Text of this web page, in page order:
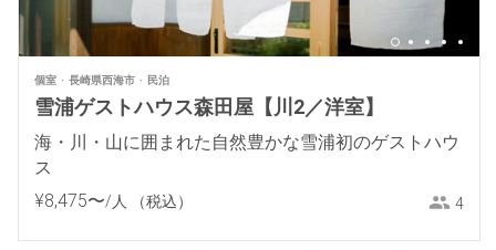
個室 長崎県西海市 民泊
雪浦ゲストハウス森田屋【川2／洋室】
海・川・山に囲まれた自然豊かな雪浦初のゲストハウ
ス
¥8,475〜/人 （税込） 4